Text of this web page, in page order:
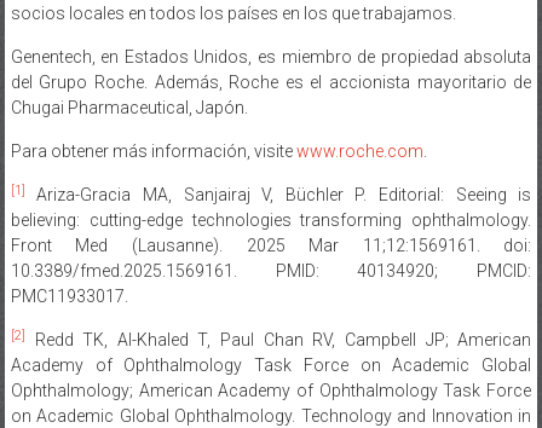
socios locales en todos los países en los que trabajamos.
Genentech, en Estados Unidos, es miembro de propiedad absoluta
del Grupo Roche. Además, Roche es el accionista mayoritario de
Chugai Pharmaceutical, Japón.
Para obtener más información, visitewww.roche.com.
[1]
Ariza-Gracia MA, Sanjairaj V, Büchler P. Editorial: Seeing is
believing: cutting-edge technologies transforming ophthalmology.
Front Med (Lausanne). 2025 Mar 11;12:1569161. doi:
10.3389/fmed.2025.1569161. PMID: 40134920; PMCID:
PMC11933017.
[2]
Redd TK, Al-Khaled T, Paul Chan RV, Campbell JP; American
Academy of Ophthalmology Task Force on Academic Global
Ophthalmology; American Academy of Ophthalmology Task Force
on Academic Global Ophthalmology. Technology and Innovation in